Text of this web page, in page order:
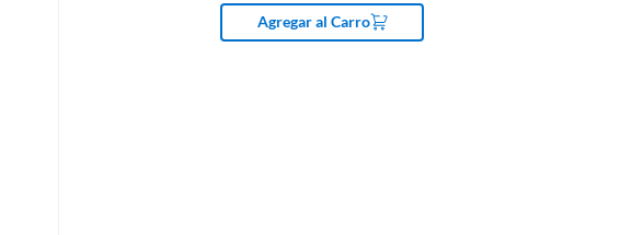
Agregar al Carro